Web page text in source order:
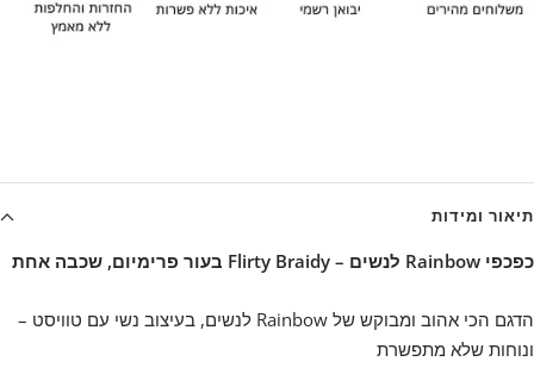
תיאור ומידות
כפכפי Rainbow לנשים – Flirty Braidy בעור פרימיום, שכבה אחת
הדגם הכי אהוב ומבוקש של Rainbow לנשים, בעיצוב נשי עם טוויסט –
ונוחות שלא מתפשרת